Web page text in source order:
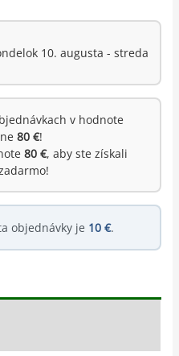
10. augusta - streda
v hodnote
80 €!
80 €, aby ste získali
objednávky je 10 €.